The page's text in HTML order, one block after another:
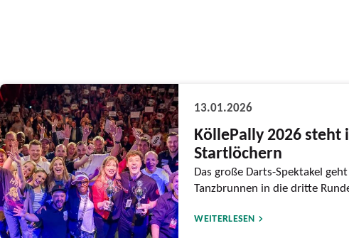
13.01.2026
KöllePally 2026 steht
Startlöchern
Das große Darts-Spektakel
Tanzbrunnen in die dritte
WEITERLESEN